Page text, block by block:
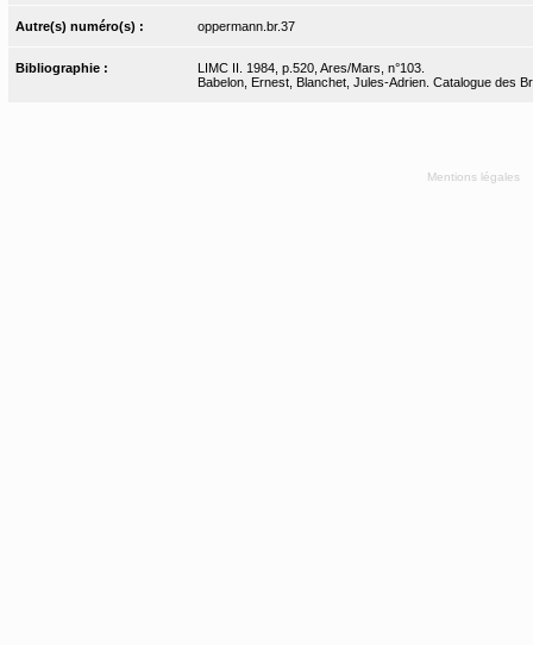
Autre(s) numéro(s) : oppermann.br.37
Bibliographie :
LIMC II. 1984, p.520, Ares/Mars, n°103.
Babelon, Ernest, Blanchet, Jules-Adrien. Catalogue des
Mentions légales